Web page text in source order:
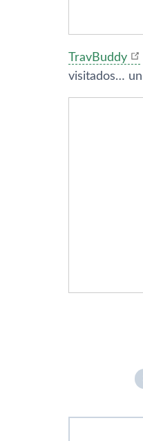
TravBuddy
visitados…